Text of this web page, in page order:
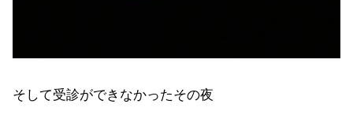
そして受診ができなかったその夜